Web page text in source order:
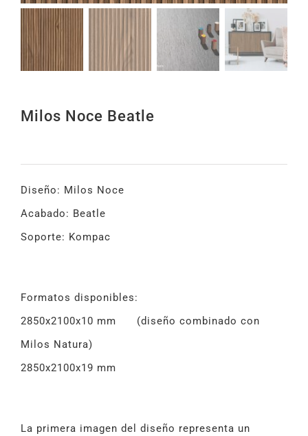
Milos Noce Beatle
Diseño: Milos Noce
Acabado: Beatle
Soporte: Kompac
Formatos disponibles:
2850x2100x10 mm (diseño combinado con
Milos Natura)
2850x2100x19 mm
La primera imagen del diseño representa un